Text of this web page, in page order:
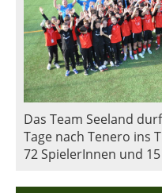
Das Team Seeland
Tage nach Tenero ins
72 SpielerInnen und